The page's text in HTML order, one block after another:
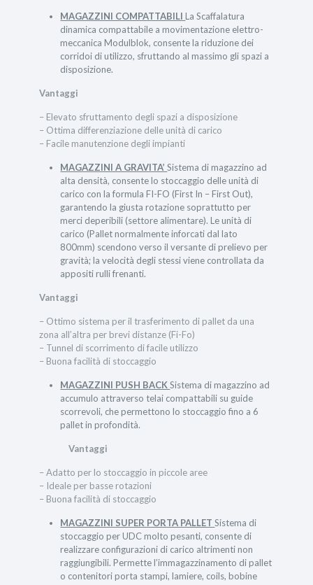
MAGAZZINI COMPATTABILILa Scaffalatura
dinamica compattabile a movimentazione elettro-
meccanica Modulblok, consente la riduzione dei
corridoi di utilizzo, sfruttando al massimo gli spazi a
disposizione.
Vantaggi
– Elevato sfruttamento degli spazi a disposizione
– Ottima differenziazione delle unità di carico
– Facile manutenzione degli impianti
MAGAZZINI A GRAVITA’Sistema di magazzino ad
alta densità, consente lo stoccaggio delle unità di
carico con la formula FI-FO (First In – First Out),
garantendo la giusta rotazione soprattutto per
merci deperibili (settore alimentare). Le unità di
carico (Pallet normalmente inforcati dal lato
800mm) scendono verso il versante di prelievo per
gravità; la velocità degli stessi viene controllata da
appositi rulli frenanti.
Vantaggi
– Ottimo sistema per il trasferimento di pallet da una
zona all’altra per brevi distanze (Fi-Fo)
– Tunnel di scorrimento di facile utilizzo
– Buona facilità di stoccaggio
MAGAZZINI PUSH BACKSistema di magazzino ad
accumulo attraverso telai compattabili su guide
scorrevoli, che permettono lo stoccaggio fino a 6
pallet in profondità.
Vantaggi
– Adatto per lo stoccaggio in piccole aree
– Ideale per basse rotazioni
– Buona facilità di stoccaggio
MAGAZZINI SUPER PORTA PALLETSistema di
stoccaggio per UDC molto pesanti, consente di
realizzare configurazioni di carico altrimenti non
raggiungibili. Permette l’immagazzinamento di pallet
o contenitori porta stampi, lamiere, coils, bobine